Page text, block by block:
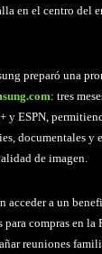
en el centro del
preparó una
: tres
y ESPN,
documentales y
de imagen.
acceder a un
para compras en la
reuniones